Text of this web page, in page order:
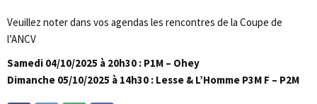
Veuillez noter dans vos agendas les rencontres de la Coupe de
l’ANCV
Samedi 04/10/2025 à 20h30 : P1M – Ohey
Dimanche 05/10/2025 à 14h30 : Lesse & L’Homme P3M F – P2M